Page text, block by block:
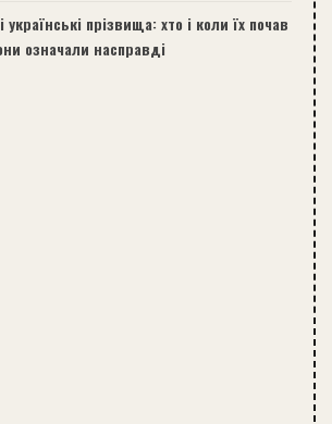
прізвища: хто і коли їх почав
означали насправді